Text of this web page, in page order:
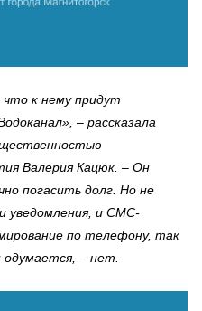
что к нему придут
– рассказала
Валерия Кацюк. – Он
погасить долг. Но не
уведомления, и СМС-
по телефону, так
– нет.